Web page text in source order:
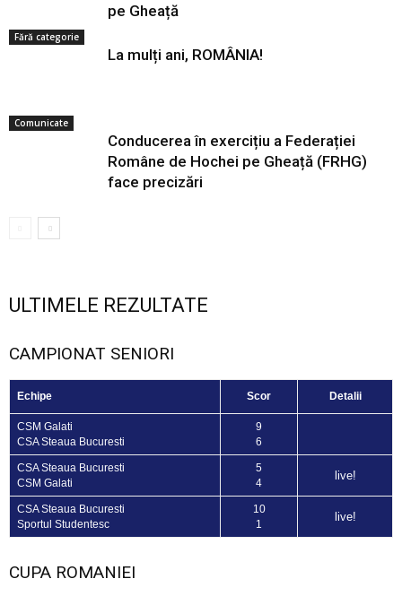
pe Gheață
Fără categorie
La mulți ani, ROMÂNIA!
Comunicate
Conducerea în exercițiu a Federației
Române de Hochei pe Gheață (FRHG)
face precizări
ULTIMELE REZULTATE
CAMPIONAT SENIORI
Echipe Scor Detalii
CSM Galati
CSA Steaua Bucuresti
9
6
CSA Steaua Bucuresti
CSM Galati
5
4
live!
CSA Steaua Bucuresti
Sportul Studentesc
10
1
live!
CUPA ROMANIEI